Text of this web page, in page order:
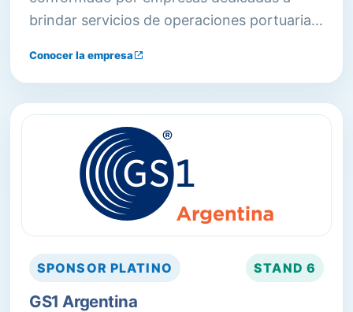
brindar servicios de operaciones portuarias,
equipos, servicios a la industria del oil & gas,
Conocer la empresa
SPONSOR PLATINO STAND 6
GS1 Argentina